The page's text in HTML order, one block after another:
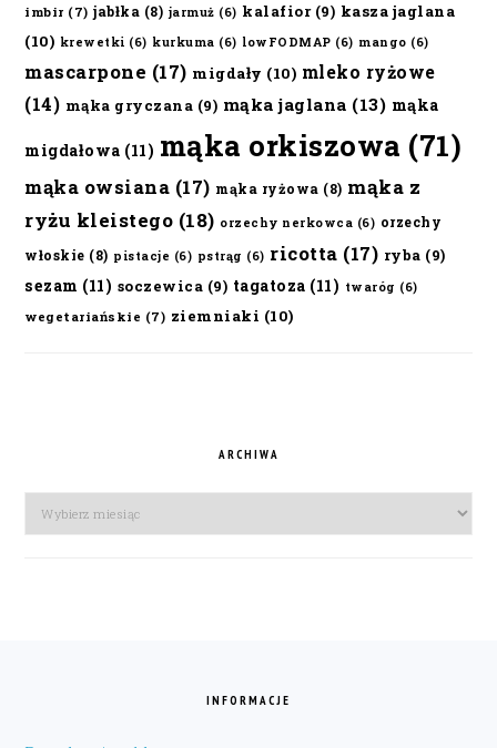
imbir (7) jabłka (8) jarmuż (6) kalafior(9) kasza jaglana
(10) krewetki (6) kurkuma (6) lowFODMAP (6) mango (6)
mascarpone (17) migdały (10) mleko ryżowe
(14) mąka gryczana (9) mąka jaglana (13) mąka
migdałowa (11) mąka orkiszowa (71)
mąka owsiana (17) mąka ryżowa (8) mąka z
ryżu kleistego (18) orzechy nerkowca (6) orzechy
włoskie (8) pistacje (6) pstrąg (6) ricotta (17) ryba (9)
sezam (11) soczewica (9) tagatoza (11) twaróg (6)
wegetariańskie (7) ziemniaki (10)
ARCHIWA
Archiwa
INFORMACJE